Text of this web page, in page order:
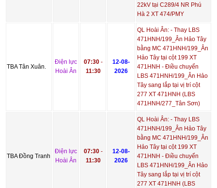
22kV tại C289/4 NR Phú
Hà 2 XT 474/PMY
TBA Tân Xuân.
Điện lực
Hoài Ân
07:30-
11:30
12-08-
2026
QL Hoài Ân: - Thay LBS
471HNH/199_Ân Hảo Tây
bằng MC 471HNH/199_Ân
Hảo Tây tại cột 199 XT
471HNH - Điều chuyển
LBS 471HNH/199_Ân Hảo
Tây sang lắp tại vị trí cột
277 XT 471HNH (LBS
471HNH/277_Tân Sơn)
TBA Đồng Tranh
Điện lực
Hoài Ân
07:30-
11:30
12-08-
2026
QL Hoài Ân: - Thay LBS
471HNH/199_Ân Hảo Tây
bằng MC 471HNH/199_Ân
Hảo Tây tại cột 199 XT
471HNH - Điều chuyển
LBS 471HNH/199_Ân Hảo
Tây sang lắp tại vị trí cột
277 XT 471HNH (LBS